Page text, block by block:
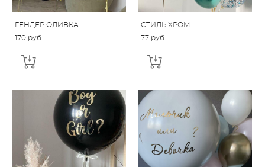
ГЕНДЕР ОЛИВКА
170 pуб.
СТИЛЬ ХРОМ
77 pуб.